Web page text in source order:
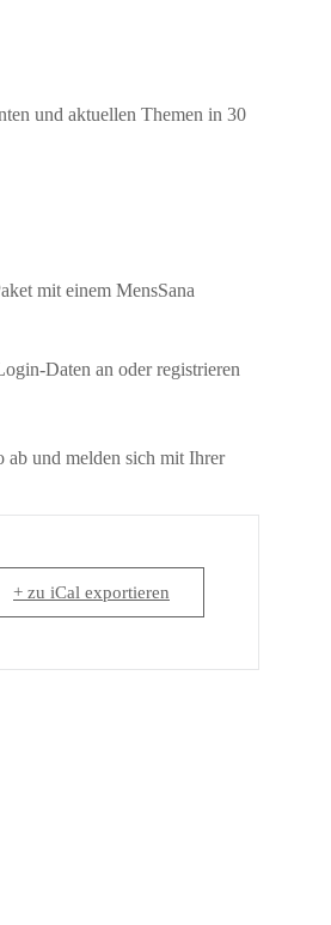
und aktuellen Themen in 30
mit einem MensSana
Daten an oder registrieren
ab und melden sich mit Ihrer
+ zu iCal exportieren